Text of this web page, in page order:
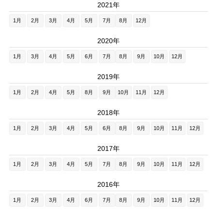
2021年
1月 2月 3月 4月 5月 7月 8月 12月
2020年
1月 3月 4月 5月 6月 7月 8月 9月 10月 12月
2019年
1月 2月 4月 5月 8月 9月 10月 11月 12月
2018年
1月 2月 3月 4月 5月 6月 8月 9月 10月 11月 12月
2017年
1月 2月 3月 4月 5月 7月 8月 9月 10月 11月 12月
2016年
1月 2月 3月 4月 6月 7月 8月 9月 10月 11月 12月